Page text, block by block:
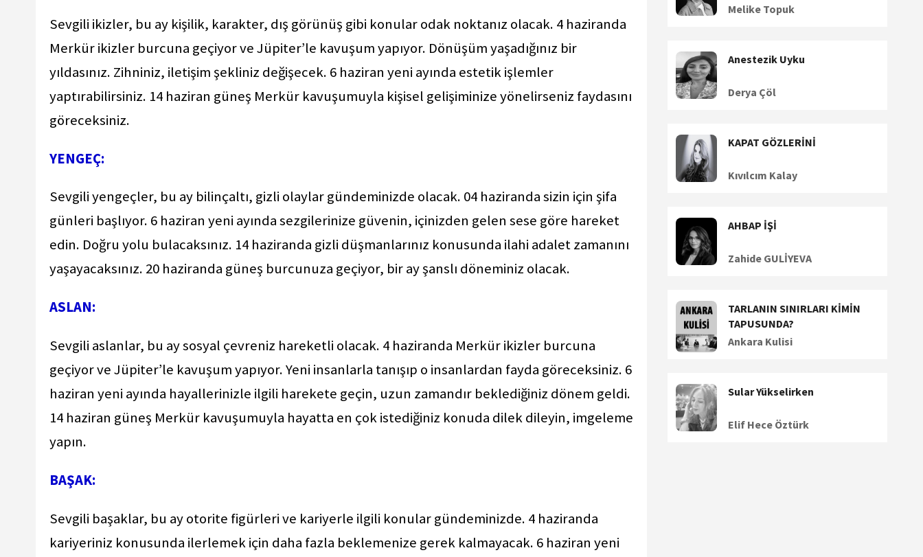
Sevgili ikizler, bu ay kişilik, karakter, dış görünüş gibi konular odak noktanız olacak. 4 haziranda
Merkür ikizler burcuna geçiyor ve Jüpiter’le kavuşum yapıyor. Dönüşüm yaşadığınız bir
yıldasınız. Zihniniz, iletişim şekliniz değişecek. 6 haziran yeni ayında estetik işlemler
yaptırabilirsiniz. 14 haziran güneş Merkür kavuşumuyla kişisel gelişiminize yönelirseniz faydasını
göreceksiniz.
YENGEÇ:
Sevgili yengeçler, bu ay bilinçaltı, gizli olaylar gündeminizde olacak. 04 haziranda sizin için şifa
günleri başlıyor. 6 haziran yeni ayında sezgilerinize güvenin, içinizden gelen sese göre hareket
edin. Doğru yolu bulacaksınız. 14 haziranda gizli düşmanlarınız konusunda ilahi adalet zamanını
yaşayacaksınız. 20 haziranda güneş burcunuza geçiyor, bir ay şanslı döneminiz olacak.
ASLAN:
Sevgili aslanlar, bu ay sosyal çevreniz hareketli olacak. 4 haziranda Merkür ikizler burcuna
geçiyor ve Jüpiter’le kavuşum yapıyor. Yeni insanlarla tanışıp o insanlardan fayda göreceksiniz. 6
haziran yeni ayında hayallerinizle ilgili harekete geçin, uzun zamandır beklediğiniz dönem geldi.
14 haziran güneş Merkür kavuşumuyla hayatta en çok istediğiniz konuda dilek dileyin, imgeleme
yapın.
BAŞAK:
Sevgili başaklar, bu ay otorite figürleri ve kariyerle ilgili konular gündeminizde. 4 haziranda
kariyeriniz konusunda ilerlemek için daha fazla beklemenize gerek kalmayacak. 6 haziran yeni
Melike Topuk
Anestezik Uyku
Derya Çöl
KAPAT GÖZLERİNİ
Kıvılcım Kalay
AHBAP İŞİ
Zahide GULİYEVA
TARLANIN SINIRLARI KİMİN
TAPUSUNDA?
Ankara Kulisi
Sular Yükselirken
Elif Hece Öztürk